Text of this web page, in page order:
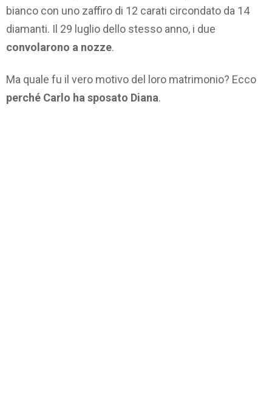
bianco con uno zaffiro di 12 carati circondato da 14
diamanti. Il 29 luglio dello stesso anno, i due
convolarono a nozze.
Ma quale fu il vero motivo del loro matrimonio? Ecco
perché Carlo ha sposato Diana.